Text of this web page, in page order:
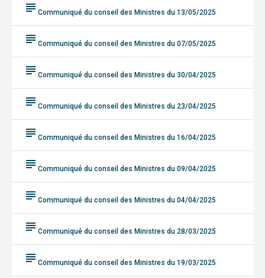
subject Communiqué du conseil des Ministres du 13/05/2025
subject Communiqué du conseil des Ministres du 07/05/2025
subject Communiqué du conseil des Ministres du 30/04/2025
subject Communiqué du conseil des Ministres du 23/04/2025
subject Communiqué du conseil des Ministres du 16/04/2025
subject Communiqué du conseil des Ministres du 09/04/2025
subject Communiqué du conseil des Ministres du 04/04/2025
subject Communiqué du conseil des Ministres du 28/03/2025
subject Communiqué du conseil des Ministres du 19/03/2025